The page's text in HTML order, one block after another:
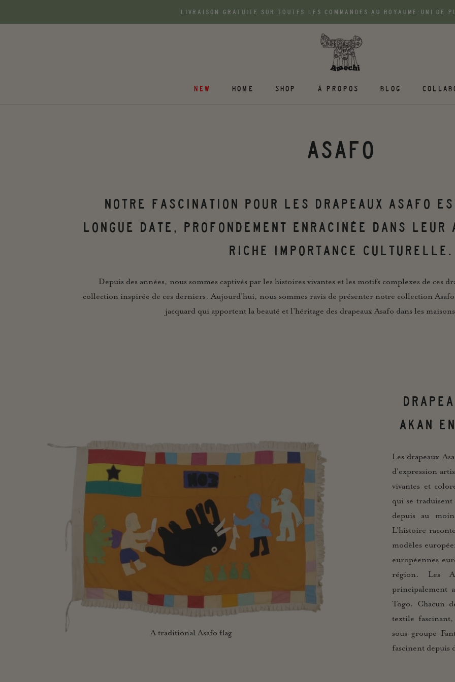
LIVRAISON GRATUITE SUR TOUTES LES COMMANDES AU ROYAUME-UNI DE
NEW HOME SHOP À PROPOS BLOG
ASAFO
NOTRE FASCINATION POUR LES DRAPEAUX ASAFO
LONGUE DATE, PROFONDEMENT ENRACINÉE DANS
RICHE IMPORTANCE CULTURELLE.
Depuis des années, nous sommes captivés par les histoires vivantes et les motifs complexes de ces
collection inspirée de ces derniers. Aujourd'hui, nous sommes ravis de présenter notre collection
jacquard qui apportent la beauté et l'héritage des drapeaux Asafo dans les
A traditional Asafo flag
AKAN
Les drapeaux
d'expression
vivantes et
qui se
depuis au
L'histoire
modèles
européennes
région. Les
principalement
Togo. Chacun
textile
sous-groupe
fascinent depuis